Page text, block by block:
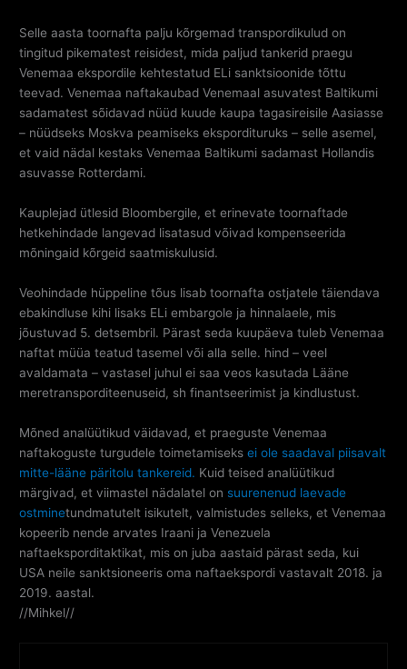
Selle aasta toornafta palju kõrgemad transpordikulud on
tingitud pikematest reisidest, mida paljud tankerid praegu
Venemaa ekspordile kehtestatud ELi sanktsioonide tõttu
teevad. Venemaa naftakaubad Venemaal asuvatest Baltikumi
sadamatest sõidavad nüüd kuude kaupa tagasireisile Aasiasse
– nüüdseks Moskva peamiseks ekspordituruks – selle asemel,
et vaid nädal kestaks Venemaa Baltikumi sadamast Hollandis
asuvasse Rotterdami.
Kauplejad ütlesid Bloombergile, et erinevate toornaftade
hetkehindade langevad lisatasud võivad kompenseerida
mõningaid kõrgeid saatmiskulusid.
Veohindade hüppeline tõus lisab toornafta ostjatele täiendava
ebakindluse kihi lisaks ELi embargole ja hinnalaele, mis
jõustuvad 5. detsembril. Pärast seda kuupäeva tuleb Venemaa
naftat müüa teatud tasemel või alla selle. hind – veel
avaldamata – vastasel juhul ei saa veos kasutada Lääne
meretransporditeenuseid, sh finantseerimist ja kindlustust.
Mõned analüütikud väidavad, et praeguste Venemaa
naftakoguste turgudele toimetamiseksei ole saadaval piisavalt
mitte-lääne päritolu tankereid. Kuid teised analüütikud
märgivad, et viimastel nädalatel on suurenenud laevade
ostminetundmatutelt isikutelt, valmistudes selleks, et Venemaa
kopeerib nende arvates Iraani ja Venezuela
naftaeksporditaktikat, mis on juba aastaid pärast seda, kui
USA neile sanktsioneeris oma naftaekspordi vastavalt 2018. ja
2019. aastal.
//Mihkel//